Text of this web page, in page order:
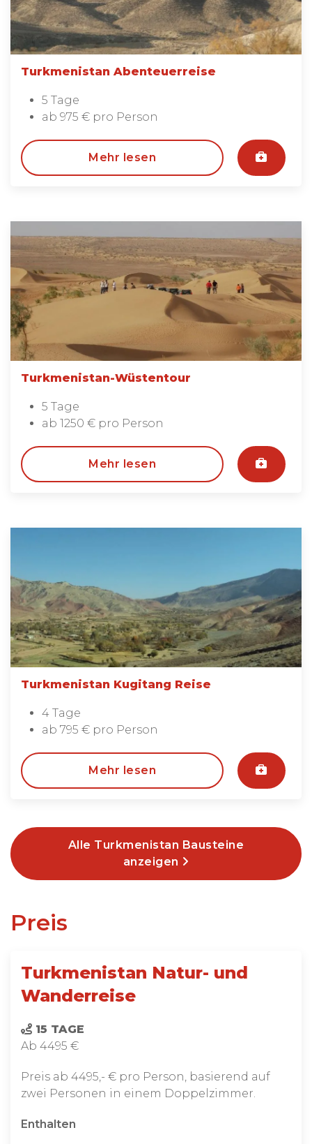
Turkmenistan Abenteuerreise
5 Tage
ab 975 € pro Person
Mehr lesen
Turkmenistan-Wüstentour
5 Tage
ab 1250 € pro Person
Mehr lesen
Turkmenistan Kugitang Reise
4 Tage
ab 795 € pro Person
Mehr lesen
Alle Turkmenistan Bausteine
anzeigen
Preis
Turkmenistan Natur- und
Wanderreise
15 TAGE
Ab 4495 €
Preis ab 4495,- € pro Person, basierend auf
zwei Personen in einem Doppelzimmer.
Enthalten